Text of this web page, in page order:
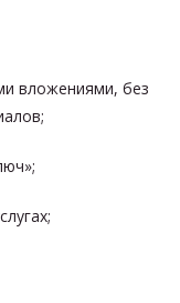
вложениями, без